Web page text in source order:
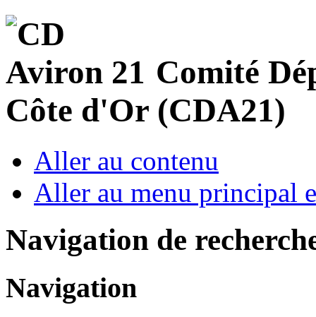
Comité
Côte d'Or (CDA21)
Aller au contenu
Aller au menu principal
Navigation de
Navigation